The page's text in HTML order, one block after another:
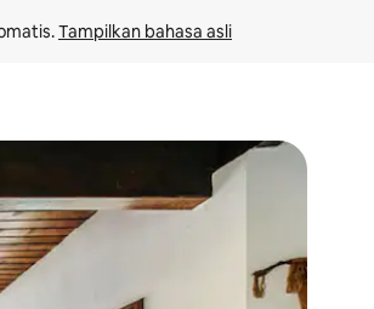
Tampilkan bahasa asli